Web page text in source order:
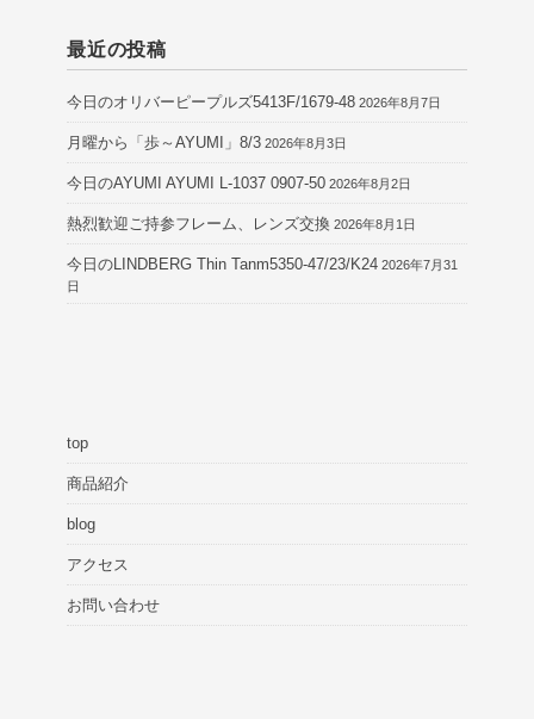
最近の投稿
今日のオリバーピープルズ5413F/1679-48 2026年8月7日
月曜から「歩～AYUMI」8/3 2026年8月3日
今日のAYUMI AYUMI L-1037 0907-50 2026年8月2日
熱烈歓迎ご持参フレーム、レンズ交換 2026年8月1日
今日のLINDBERG Thin Tanm5350-47/23/K24 2026年7月31
日
top
商品紹介
blog
アクセス
お問い合わせ